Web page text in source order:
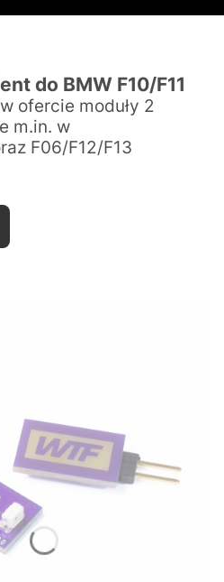
do BMW F10/F11
ofercie moduły 2
m.in. w
F06/F12/F13